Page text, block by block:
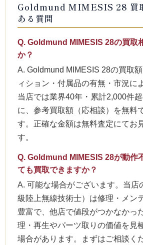
Goldmund MIMESIS 28 買
ある質問
Q. Goldmund MIMESIS 28の買取
か？
A. Goldmund MIMESIS 28の買取
ィション・付属品の有無・市況に
当店では業界40年・累計2,000件
に、参考買取額（応相談）を無料
す。正確な金額は無料査定にてお
す。
Q. Goldmund MIMESIS 28が動作
ても買取できますか？
A. 可能な場合がございます。当店
級陸上無線技術士）は修理・メン
豊富で、他店で値段がつかなかっ
理・再生やパーツ取りの価値を見
場合があります。まずはご相談く